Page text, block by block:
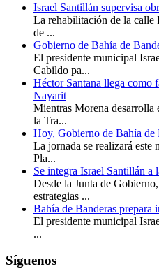
Israel Santillán supervisa
La rehabilitación de la calle
de ...
Gobierno de Bahía de
El presidente municipal
Cabildo pa...
Héctor Santana llega como
Nayarit
Mientras Morena desarrolla
la Tra...
Hoy, Gobierno de Bahía de
La jornada se realizará este
Pla...
Se integra Israel Santillán
Desde la Junta de
estrategias ...
Bahía de Banderas
El presidente municipal
...
Síguenos